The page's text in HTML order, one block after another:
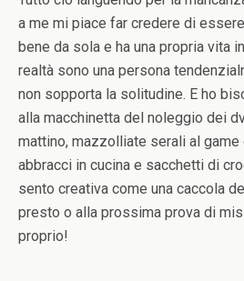
a me mi piace far credere di
bene da sola e ha una propria vita
realtà sono una persona
non sopporta la solitudine. E ho
alla macchinetta del noleggio dei
mattino, mazzolliate serali al game
abbracci in cucina e sacchetti di
sento creativa come una caccola
presto o alla prossima prova di
proprio!